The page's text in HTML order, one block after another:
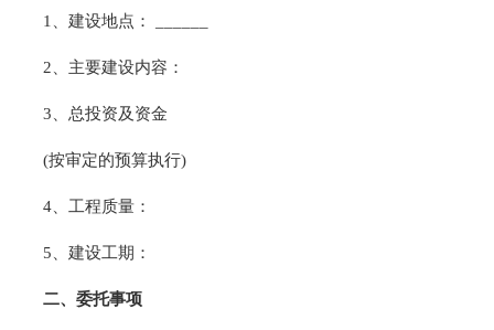
1、建设地点： ______
2、主要建设内容：
3、总投资及资金
(按审定的预算执行)
4、工程质量：
5、建设工期：
二、委托事项